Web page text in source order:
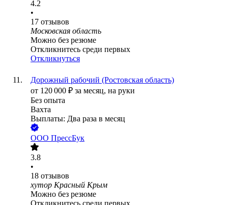
4.2
•
17 отзывов
Московская область
Можно без резюме
Откликнитесь среди первых
Откликнуться
Дорожный рабочий (Ростовская область)
от 120 000 ₽ за месяц, на руки
Без опыта
Вахта
Выплаты: Два раза в месяц
ООО ПрессБук
3.8
•
18 отзывов
хутор Красный Крым
Можно без резюме